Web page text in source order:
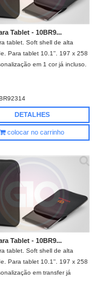
Tablet - 10BR9...
tablet. Soft shell de alta
Para tablet 10.1''. 197 x 258
em 1 cor já incluso.
DETALHES
colocar no carrinho
Tablet - 10BR9...
tablet. Soft shell de alta
Para tablet 10.1''. 197 x 258
em transfer já